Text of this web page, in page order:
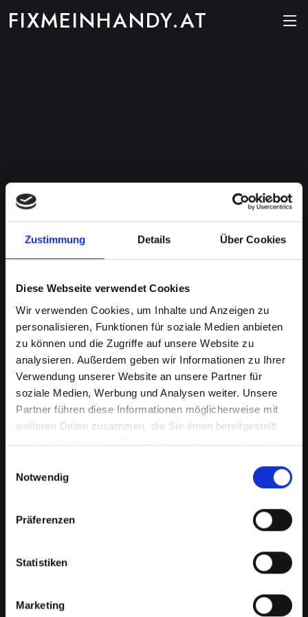
Zustimmung Details Über Cookies
Diese Webseite verwendet Cookies
Wir verwenden Cookies, um Inhalte und Anzeigen zu
personalisieren, Funktionen für soziale Medien anbieten
zu können und die Zugriffe auf unsere Website zu
analysieren. Außerdem geben wir Informationen zu Ihrer
Verwendung unserer Website an unsere Partner für
soziale Medien, Werbung und Analysen weiter. Unsere
Partner führen diese Informationen möglicherweise mit
weiteren Daten zusammen, die Sie ihnen bereitgestellt
haben oder die sie im Rahmen Ihrer Nutzung der Dienste
Notwendig
Präferenzen
Statistiken
Marketing
FIXMEINHANDY.AT
Ladebuchsenprobleme bei
Ihrem IPHONE-13-MINI in Bad-
saürbrunn? Schnelle Reparatur
Ein häufiges Problem bei Smartphones ist die
bedeuten, dass Ihr IPHONE-13-MINI nicht